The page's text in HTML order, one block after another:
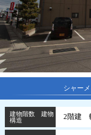
シャー
建物階数 建物
構造
2階建